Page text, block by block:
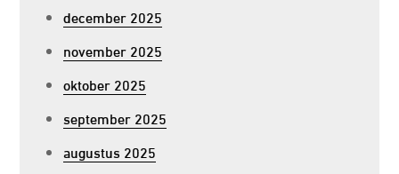
december 2025
november 2025
oktober 2025
september 2025
augustus 2025